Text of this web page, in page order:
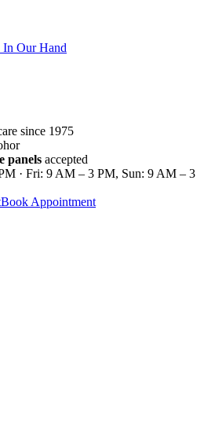
Our Hand
since 1975
panels accepted
· Fri: 9 AM – 3 PM, Sun: 9 AM – 3
Book Appointment